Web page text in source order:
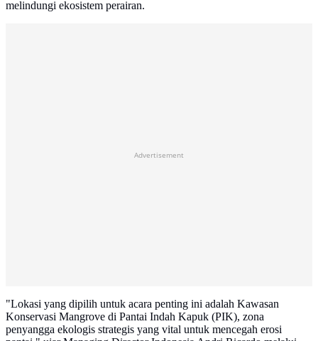
melindungi ekosistem perairan.
Advertisement
"Lokasi yang dipilih untuk acara penting ini adalah Kawasan
Konservasi Mangrove di Pantai Indah Kapuk (PIK), zona
penyangga ekologis strategis yang vital untuk mencegah erosi